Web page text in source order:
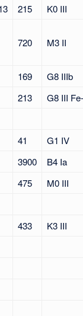
215 K0 III
720 M3 II
169
G8 IIIb
213
G8 III
41
G1 IV
3900
B4 Ia
475
M0 III
433
K3 III